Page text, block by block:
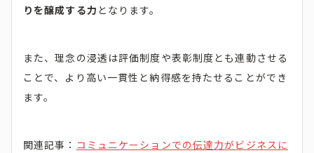
りを醸成する力 となります。
また、理念の浸透は評価制度や表彰制度とも連動させる
ことで、より高い一貫性と納得感を持たせることができ
ます。
関連記事： コミュニケーションでの伝達力がビジネスに